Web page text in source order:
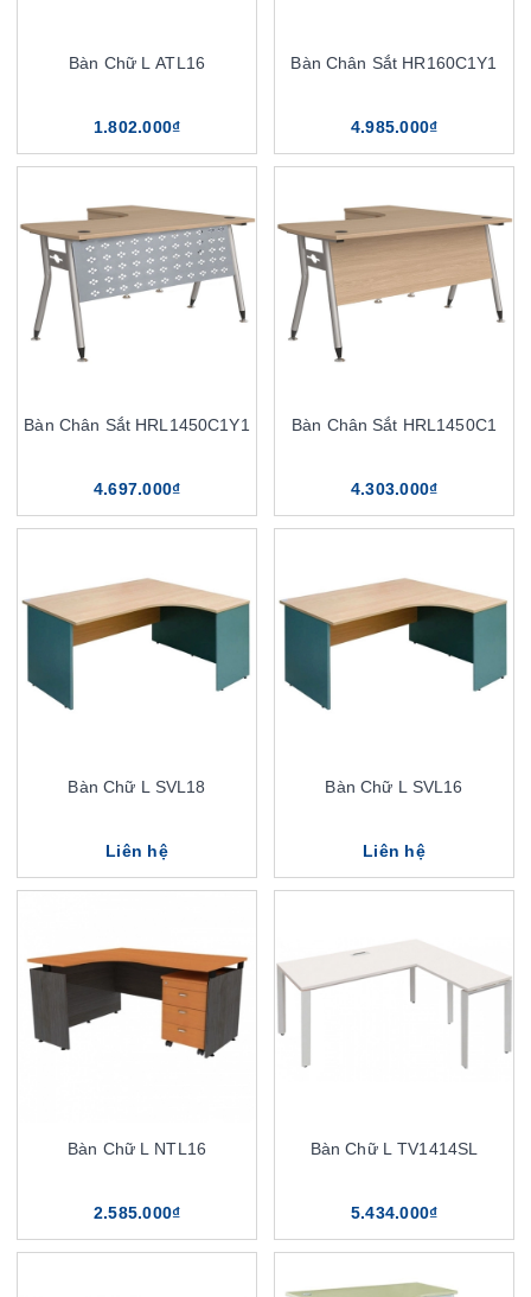
Bàn Chữ L ATL16
1.802.000₫
Bàn Chân Sắt HR160C1Y1
4.985.000₫
Bàn Chân Sắt HRL1450C1Y1
4.697.000₫
Bàn Chân Sắt HRL1450C1
4.303.000₫
Bàn Chữ L SVL18
Liên hệ
Bàn Chữ L SVL16
Liên hệ
Bàn Chữ L NTL16
2.585.000₫
Bàn Chữ L TV1414SL
5.434.000₫